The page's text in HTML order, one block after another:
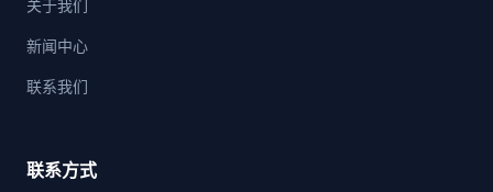
关于我们
新闻中心
联系我们
联系方式